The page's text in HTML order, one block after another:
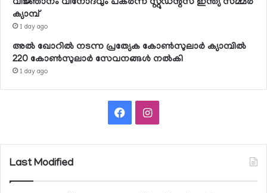
ക്യാമ്പ്
1 day ago
അല്‍ ഖോറില്‍ നടന്ന പ്രത്യേക കോണ്‍സുലാര്‍ ക്യാമ്പില്‍
220 കോണ്‍സുലാര്‍ സേവനങ്ങള്‍ നല്‍കി
1 day ago
FacebookInstagram
Last Modified